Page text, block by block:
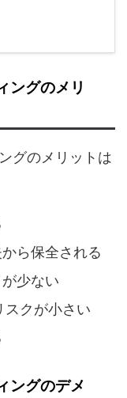
ングのメリ
グのメリットは
ら保全される
少ない
クが小さい
ングのデメ